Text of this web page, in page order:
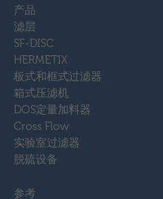
产品
滤层
SF-DISC
HERMETIX
板式和框式过滤器
箱式压滤机
DOS定量加料器
Cross Flow
实验室过滤器
脱硫设备
参考